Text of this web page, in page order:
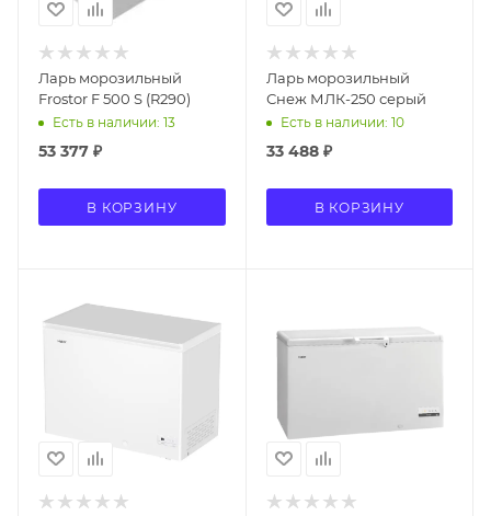
Ларь морозильный
Frostor F 500 S (R290)
Есть в наличии: 13
53 377 ₽
В КОРЗИНУ
Ларь морозильный
Снеж МЛК-250 серый
Есть в наличии: 10
33 488₽
В КОРЗИНУ